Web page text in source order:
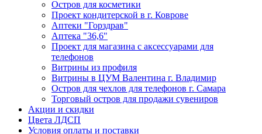
Остров для косметики
Проект кондитерской в г. Коврове
Аптеки "Горздрав"
Аптека "36,6"
Проект для магазина с аксессуарами для
телефонов
Витрины из профиля
Витрины в ЦУМ Валентина г. Владимир
Остров для чехлов для телефонов г. Самара
Торговый остров для продажи сувениров
Акции и скидки
Цвета ЛДСП
Условия оплаты и поставки